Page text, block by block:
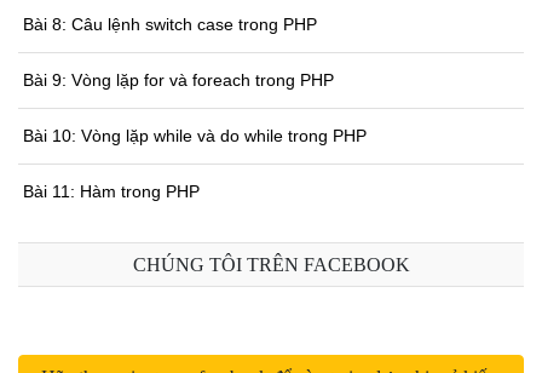
Bài 8: Câu lệnh switch case trong PHP
Bài 9: Vòng lặp for và foreach trong PHP
Bài 10: Vòng lặp while và do while trong PHP
Bài 11: Hàm trong PHP
Bài 12: Phương thức GET và POST trong PHP
Bài 14: include, include_once, require, require_once trong PHP
CHÚNG TÔI TRÊN FACEBOOK